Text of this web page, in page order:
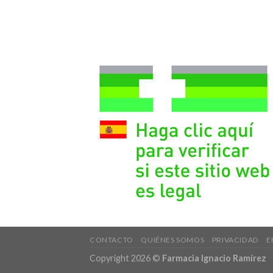
CONTACTO QUIÉNES SOMOS PRIVACIDAD
Copyright 2026 © Farmacia Ignacio Ramírez